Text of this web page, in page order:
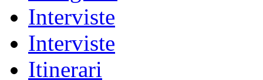
Interviste
Interviste
Itinerari